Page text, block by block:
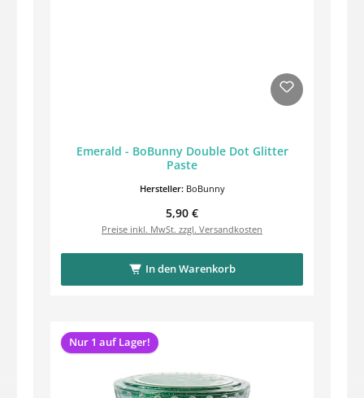
Emerald - BoBunny Double Dot Glitter
Paste
Hersteller: BoBunny
Regulärer Preis:
5,90 €
Preise inkl. MwSt. zzgl. Versandkosten
In den Warenkorb
Nur 1 auf Lager!